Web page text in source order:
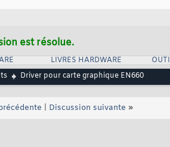
est résolue.
LIVRES HARDWARE
Driver pour carte graphique EN660
Discussion suivante »